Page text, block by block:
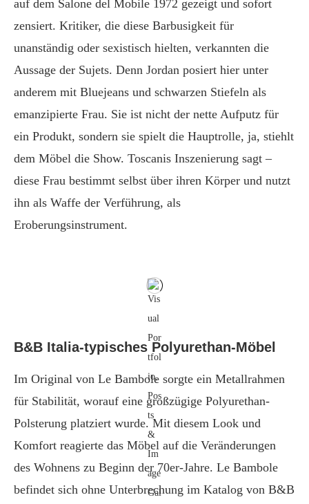
auf dem Salone del Mobile 1972 gezeigt und sofort
zensiert. Kritiker, die diese Barbusigkeit für
unanständig oder sexistisch hielten, verkannten die
Aussage der Sujets. Denn Jordan posiert hier unter
anderem mit Bluejeans und schwarzen Stiefeln als
emanzipierte Frau. Sie ist nicht der nette Aufputz für
ein Produkt, sondern sie spielt die Hauptrolle, ja, stiehlt
dem Möbel die Show. Toscanis Inszenierung sagt –
diese Frau bestimmt selbst über ihren Körper und nutzt
ihn als Waffe der Verführung, als
Eroberungsinstrument.
B&B Italia-typisches Polyurethan-Möbel
Im Original von Le Bambole sorgte ein Metallrahmen
für Stabilität, worauf eine großzügige Polyurethan-
Polsterung platziert wurde. Mit diesem Look und
Komfort reagierte das Möbel auf die Veränderungen
des Wohnens zu Beginn der 70er-Jahre. Le Bambole
befindet sich ohne Unterbrechung im Katalog von B&B